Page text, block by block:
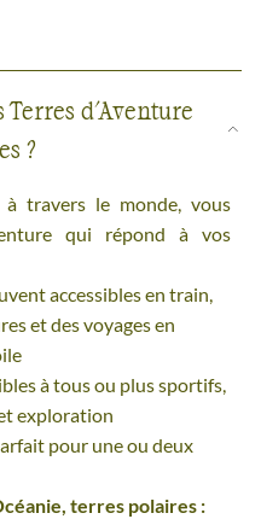
d'Aventure
?
à travers le monde, vous
qui répond à vos
accessibles en train,
et des voyages en
à tous ou plus sportifs,
exploration
pour une ou deux
terres polaires :